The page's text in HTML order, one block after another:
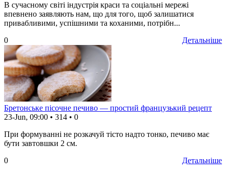
В сучасному світі індустрія краси та соціальні мережі
впевнено заявляють нам, що для того, щоб залишатися
привабливими, успішними та коханими, потрібн...
Детальніше
0
Бретонське пісочне печиво — простий французький рецепт
23-Jun, 09:00 • 314 • 0
При формуванні не розкачуй тісто надто тонко, печиво має
бути завтовшки 2 см.
Детальніше
0